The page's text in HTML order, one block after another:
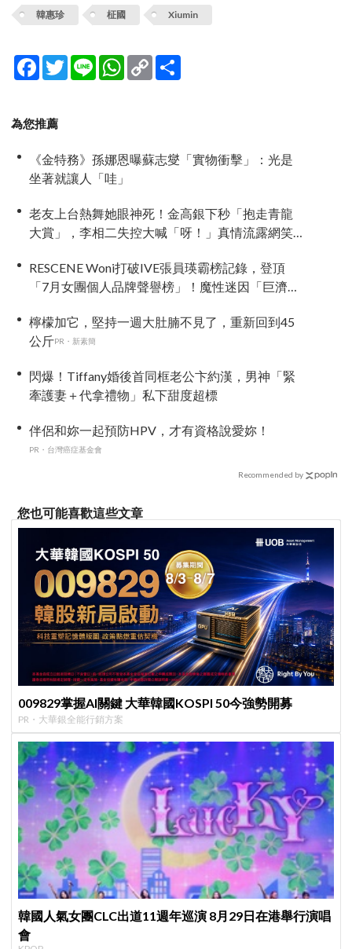
韓惠珍 柾國 Xiumin
Facebook
TwitterLine WhatsApp
Copy
Link
為您推薦
《金特務》孫娜恩曝蘇志燮「實物衝擊」：光是
坐著就讓人「哇」
老友上台熱舞她眼神死！金高銀下秒「抱走青龍
大賞」，李相二失控大喊「呀！」真情流露網笑
RESCENE Woni打破IVE張員瑛霸榜記錄，登頂
「7月女團個人品牌聲譽榜」！魔性迷因「巨濟呀
檸檬加它，堅持一週大肚腩不見了，重新回到45
公斤PR・新素簡
閃爆！Tiffany婚後首同框老公卞約漢，男神「緊
牽護妻＋代拿禮物」私下甜度超標
伴侶和妳一起預防HPV，才有資格說愛妳！
PR・台灣癌症基金會
Recommended by
您也可能喜歡這些文章
009829掌握AI關鍵 大華韓國KOSPI 50今強勢開募
PR・大華銀全能行銷方案
韓國人氣女團CLC出道11週年巡演 8月29日在港舉行演唱
會